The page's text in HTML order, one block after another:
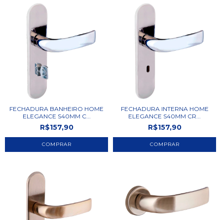
FECHADURA BANHEIRO HOME
ELEGANCE S40MM C...
R$157,90
FECHADURA INTERNA HOME
ELEGANCE S40MM CR...
R$157,90